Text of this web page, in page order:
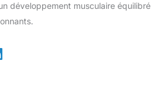
développement musculaire équilibré